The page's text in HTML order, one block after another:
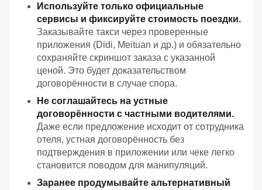
Используйте только официальные
сервисы и фиксируйте стоимость поездки.
Заказывайте такси через проверенные
приложения (Didi, Meituan и др.) и обязательно
сохраняйте скриншот заказа с указанной
ценой. Это будет доказательством
договорённости в случае спора.
Не соглашайтесь на устные
договорённости с частными водителями.
Даже если предложение исходит от сотрудника
отеля, устная договорённость без
подтверждения в приложении или чеке легко
становится поводом для манипуляций.
Заранее продумывайте альтернативный